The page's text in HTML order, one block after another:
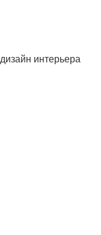
интерьера